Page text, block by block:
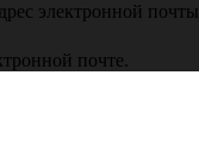
электронной почты
почте.